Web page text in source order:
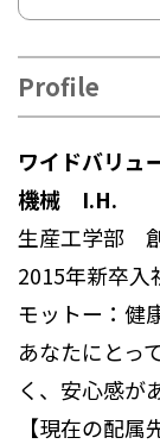
Profile
ワイドバリュ
機械 I.H.
生産工学部
2015年新卒入
モットー：健
あなたにとっ
く、安心感が
【現在の配属